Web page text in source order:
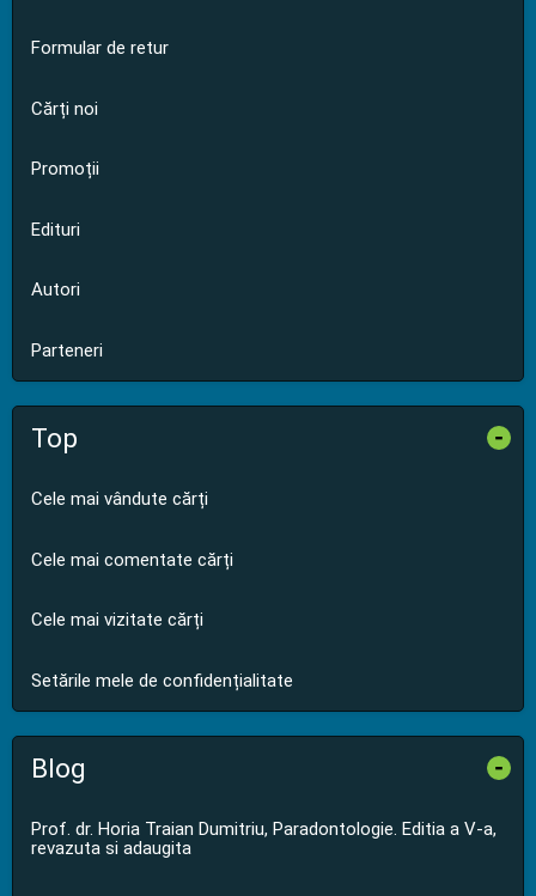
Formular de retur
Cărți noi
Promoții
Edituri
Autori
Parteneri
Top -
Cele mai vândute cărți
Cele mai comentate cărți
Cele mai vizitate cărți
Setările mele de confidențialitate
Blog -
Prof. dr. Horia Traian Dumitriu, Paradontologie. Editia a V-a,
revazuta si adaugita